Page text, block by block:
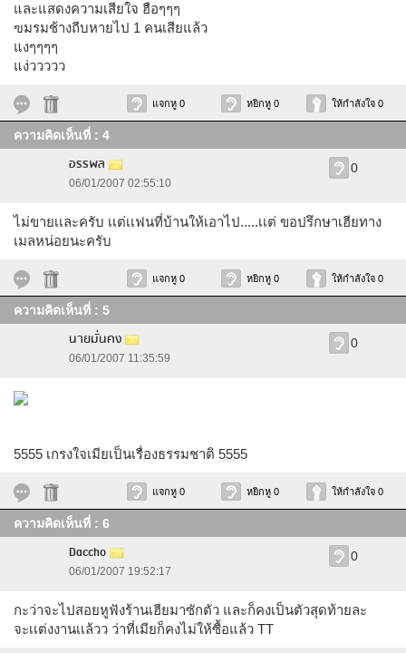
และแสดงความเสียใจ ฮือๆๆๆ
ฃมรมช้างถีบหายไป 1 คนเสียแล้ว
แงๆๆๆๆ
แง่ววววว
แจกหู 0 หยิกหู 0 ให้กำลังใจ 0
ความคิดเห็นที่ : 4
อรรพล
06/01/2007 02:55:10
0
ไม่ขายเเละครับ เเต่เเฟนที่บ้านให้เอาไป.....เเต่ ขอปรึกษาเฮียทาง
เมลหน่อยนะครับ
แจกหู 0 หยิกหู 0 ให้กำลังใจ 0
ความคิดเห็นที่ : 5
นายมั่นคง
06/01/2007 11:35:59
0
5555 เกรงใจเมียเป็นเรื่องธรรมชาติ 5555
แจกหู 0 หยิกหู 0 ให้กำลังใจ 0
ความคิดเห็นที่ : 6
Daccho
06/01/2007 19:52:17
0
กะว่าจะไปสอยหูฟังร้านเฮียมาซักตัว และก็คงเป็นตัวสุดท้ายละ
จะเเต่งงานเเล้วว ว่าที่เมียก็คงไม่ให้ซื้อแล้ว TT